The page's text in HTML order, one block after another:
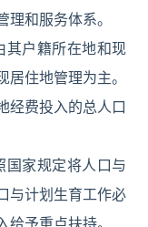
和服务体系。
其户籍所在地和现
住地管理为主。
经费投入的总人口
国家规定将人口与
与计划生育工作必
予重点扶持。